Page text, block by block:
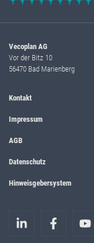
Vecoplan AG
Vor der Bitz 10
56470 Bad Marienberg
Kontakt
Impressum
AGB
Datenschutz
Hinweisgebersystem